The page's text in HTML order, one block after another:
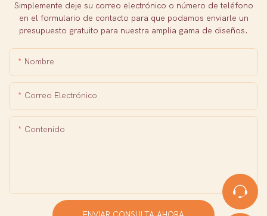
Simplemente deje su correo electrónico o número de teléfono
en el formulario de contacto para que podamos enviarle un
presupuesto gratuito para nuestra amplia gama de diseños.
Nombre
Correo Electrónico
Contenido